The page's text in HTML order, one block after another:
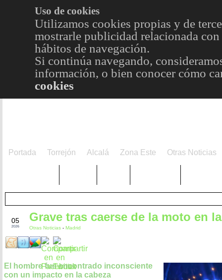
Uso de cookies
Utilizamos cookies propias y de
mostrarle publicidad relacionada
hábitos de navegación.
Si continúa navegando,
información, o bien conocer cómo
cookies
Portada Torrejón Alcalá Zona Este Otras Noticias
05
2026
Grave tras caerse de la moto en
Otras Noticias - Madrid
El hombre fue encontrado inconsciente
con un impacto en la cabeza